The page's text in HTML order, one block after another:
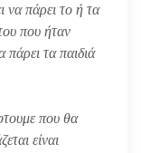
να πάρει το ή τα
που ήταν
πάρει τα παιδιά
που θα
είναι